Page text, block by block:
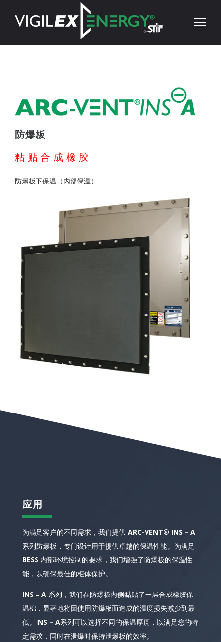
防爆板
粘贴合成橡胶
防爆板下保温（内部保温）
应用
为满足客户的不同需求，我们提供 ARC-VENT® INS – A
系列防爆板，专门设计用于提供卓越的保温性能。为满足
BESS 内部环境控制的要求，我们增强了防爆板的保温性
能，以确保最佳的柜体保护。
INS – A 系列，我们在防爆板内侧黏贴了一层合成橡胶保
温棉，显著地将因使用防爆板而造成的温度损失减少到最
低。 INS – A系列可以选择不同的保温厚度，以满足您的特
定需求，同时在泄爆时保持泄爆板的效率。